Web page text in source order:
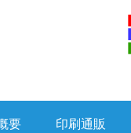
要 印刷通販